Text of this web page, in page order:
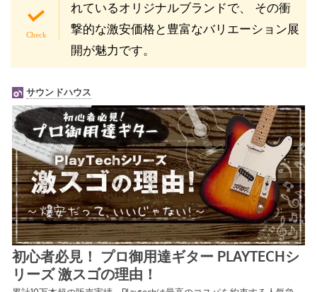
れているオリジナルブランドで、 その衝
撃的な激安価格と豊富なバリエーション展
開が魅力です。